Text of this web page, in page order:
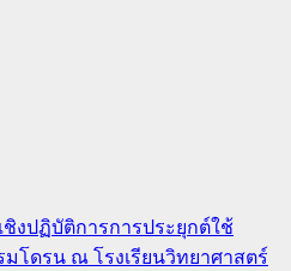
ชิงปฏิบัติการการประยุกต์ใช้
โดรน ณ โรงเรียนวิทยาศาสตร์